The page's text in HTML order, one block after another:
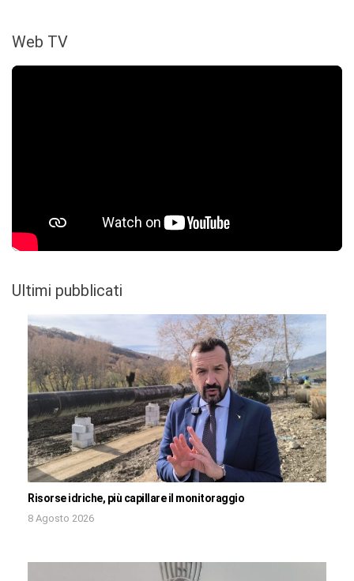
Web TV
Ultimi pubblicati
Risorse idriche, più capillare il monitoraggio
8 Agosto 2026